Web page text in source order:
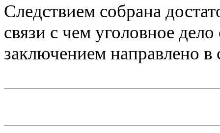
Следствием собрана
связи с чем уголовное
заключением направлено в